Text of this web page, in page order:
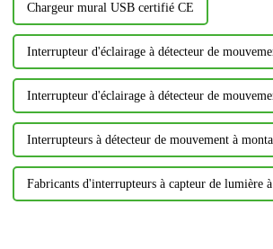
Chargeur mural USB certifié CE
Interrupteur d'éclairage à détecteur de
Interrupteur d'éclairage à détecteur de
Interrupteurs à détecteur de mouvement à
Fabricants d'interrupteurs à capteur de lumière